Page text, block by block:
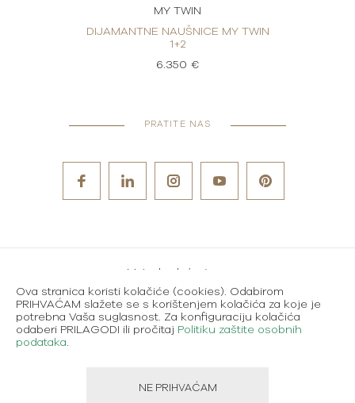
MY TWIN
DIJAMANTNE NAUŠNICE MY TWIN
1+2
6.350 €
PRATITE NAS
Karijere
Uvjeti korištenja
Ova stranica koristi kolačiće (cookies). Odabirom
PRIHVAĆAM slažete se s korištenjem kolačića za koje je
potrebna Vaša suglasnost. Za konfiguraciju kolačića
odaberi PRILAGODI ili pročitaj Politiku zaštite osobnih
podataka.
NE PRIHVAĆAM